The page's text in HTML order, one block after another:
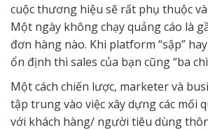
cuộc thương hiệu sẽ rất phụ thuộc
Một ngày không chạy quảng cáo là
đơn hàng nào. Khi platform “sập”
ổn định thì sales của bạn cũng “ba
Một cách chiến lược, marketer và
tập trung vào việc xây dựng các mối
với khách hàng/ người tiêu dùng